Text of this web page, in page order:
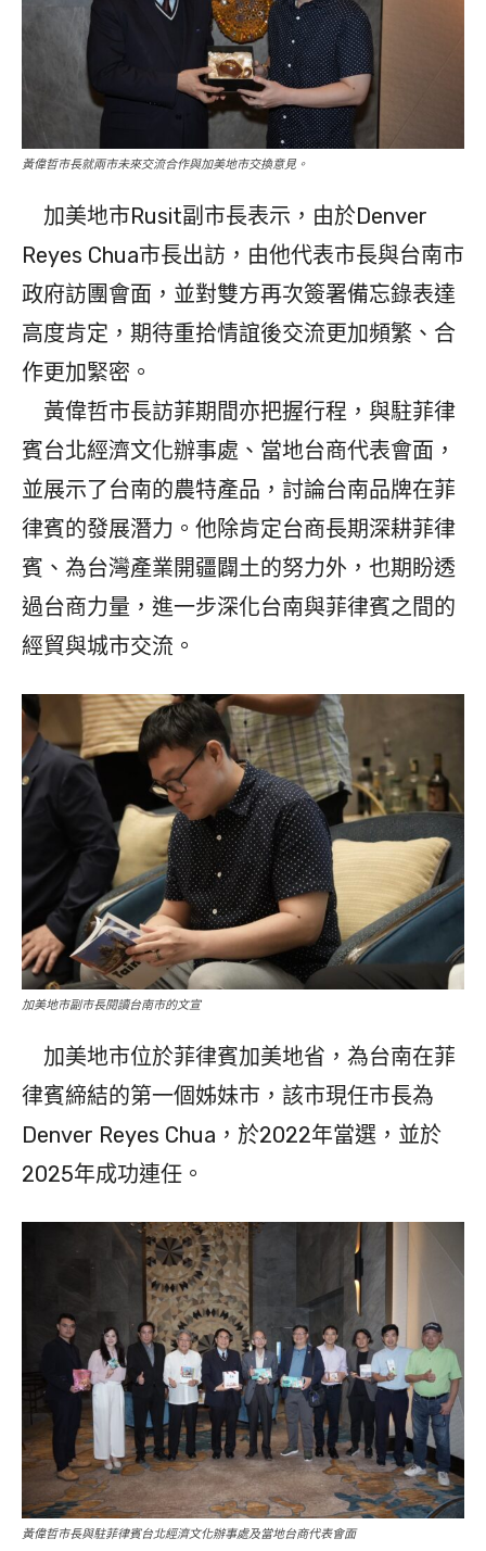
黃偉哲市長就兩市未來交流合作與加美地市交換意見。
加美地市Rusit副市長表示，由於Denver
Reyes Chua市長出訪，由他代表市長與台南市
政府訪團會面，並對雙方再次簽署備忘錄表達
高度肯定，期待重拾情誼後交流更加頻繁、合
作更加緊密。
黃偉哲市長訪菲期間亦把握行程，與駐菲律
賓台北經濟文化辦事處、當地台商代表會面，
並展示了台南的農特產品，討論台南品牌在菲
律賓的發展潛力。他除肯定台商長期深耕菲律
賓、為台灣產業開疆闢土的努力外，也期盼透
過台商力量，進一步深化台南與菲律賓之間的
經貿與城市交流。
加美地市副市長閱讀台南市的文宣
加美地市位於菲律賓加美地省，為台南在菲
律賓締結的第一個姊妹市，該市現任市長為
Denver Reyes Chua，於2022年當選，並於
2025年成功連任。
黃偉哲市長與駐菲律賓台北經濟文化辦事處及當地台商代表會面